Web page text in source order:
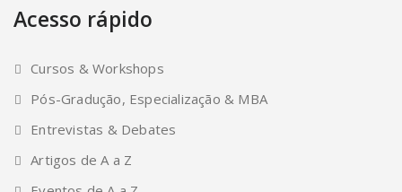
Acesso rápido
Cursos & Workshops
Pós-Gradução, Especialização & MBA
Entrevistas & Debates
Artigos de A a Z